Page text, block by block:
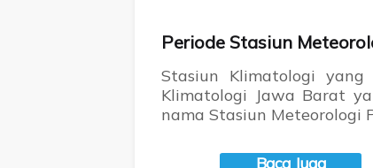
Periode Stasiun
Stasiun Klimatologi
Klimatologi Jawa Barat
nama Stasiun Meteorologi